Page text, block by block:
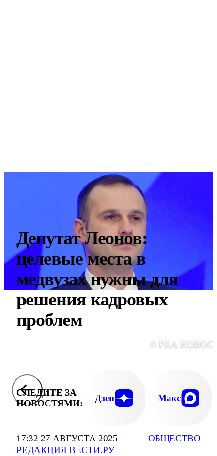
17:32 27 АВГУСТА 2025
РЕДАКЦИЯ ВЕСТИ.РУ
ОБЩЕСТВО
Депутат Леонов:
целевые места в
медвузах нужны для
решения кадровых
проблем
© РИА
СЛЕДИТЕ ЗА
НОВОСТЯМИ:
Дзен Макс